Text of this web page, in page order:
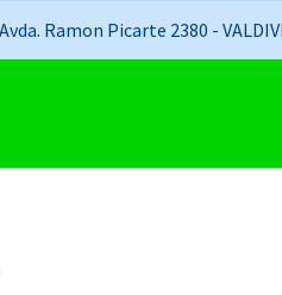
Ramon Picarte 2380 -